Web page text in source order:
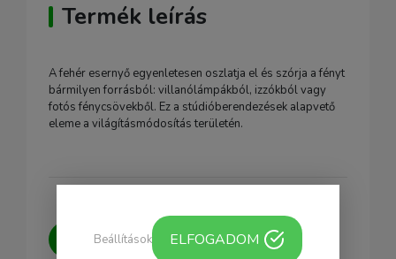
Termék leírás
A fehér esernyő egyenletesen oszlatja el és szórja a fényt
bármilyen forrásból: villanólámpákból, izzókból vagy
fotós fénycsövekből. Ez a stúdióberendezések alapvető
eleme a világításmódosítás területén.
Kérdésed van?Írj nekünk, igyekszünk
minden kérdésedre választ adni.
Beállítások ELFOGADOM